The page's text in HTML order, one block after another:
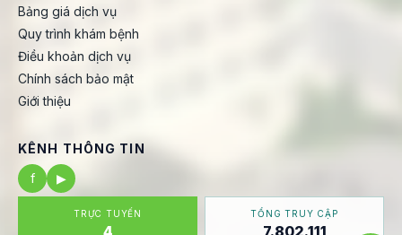
Bảng giá dịch vụ
Quy trình khám bệnh
Điều khoản dịch vụ
Chính sách bảo mật
Giới thiệu
KÊNH THÔNG TIN
f
▶
TRỰC TUYẾN
4
TỔNG TRUY CẬP
7.802.111